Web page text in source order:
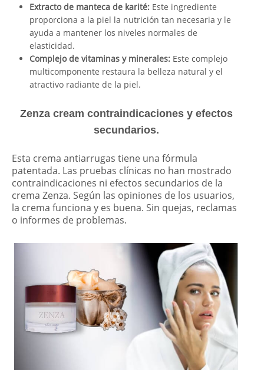
Extracto de manteca de karité: Este ingrediente
proporciona a la piel la nutrición tan necesaria y le
ayuda a mantener los niveles normales de
elasticidad.
Complejo de vitaminas y minerales: Este complejo
multicomponente restaura la belleza natural y el
atractivo radiante de la piel.
Zenza cream contraindicaciones y efectos
secundarios.
Esta crema antiarrugas tiene una fórmula
patentada. Las pruebas clínicas no han mostrado
contraindicaciones ni efectos secundarios de la
crema Zenza. Según las opiniones de los usuarios,
la crema funciona y es buena. Sin quejas, reclamas
o informes de problemas.